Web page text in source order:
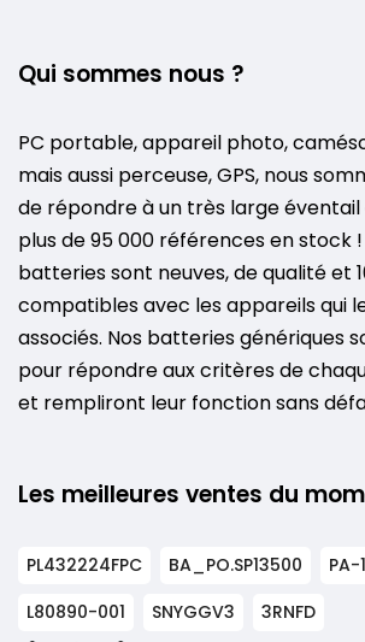
Qui sommes nous ?
PC portable, appareil photo,
mais aussi perceuse, GPS, nous
de répondre à un très large éventail
plus de 95 000 références en stock
batteries sont neuves, de qualité et
compatibles avec les appareils qui
associés. Nos batteries génériques
pour répondre aux critères de
et rempliront leur fonction sans
Les meilleures ventes du
PL432224FPC BA_PO.SP13500
PA-
L80890-001
SNYGGV3 3RNFD